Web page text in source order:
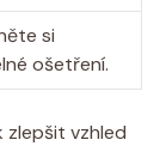
si
ošetření.
‌zlepšit vzhled